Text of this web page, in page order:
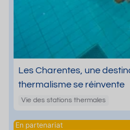
Les Charentes, une
thermalisme se réinvente
Vie des stations thermales